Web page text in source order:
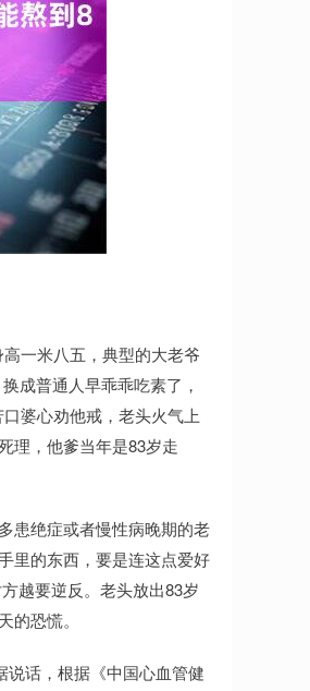
一米八五，典型的大老爷
成普通人早乖乖吃素了，
婆心劝他戒，老头火气上
理，他爹当年是83岁走
患绝症或者慢性病晚期的老
里的东西，要是连这点爱好
越要逆反。老头放出83岁
恐慌。
话，根据《中国心血管健